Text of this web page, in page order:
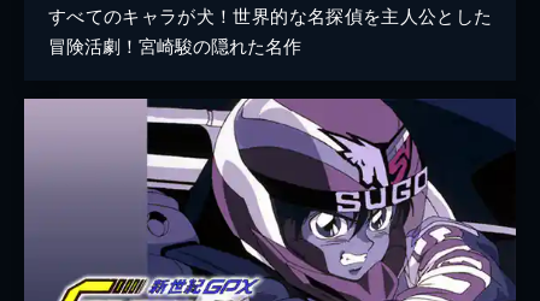
すべてのキャラが犬！世界的な名探偵を主人公とした
冒険活劇！宮崎駿の隠れた名作